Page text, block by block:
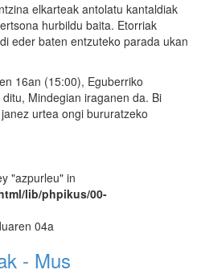
elkarteak antolatu kantaldiak
hurbildu baita. Etorriak
eder baten entzuteko parada ukan
16an (15:00), Eguberriko
Mindegian iraganen da. Bi
urtea ongi bururatzeko
"azpurleu" in
lib/phpikus/00-
04a
- Mus